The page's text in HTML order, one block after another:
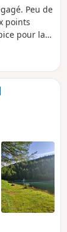
Peu de
points
pour la
de